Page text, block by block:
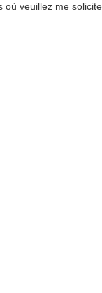
veuillez me